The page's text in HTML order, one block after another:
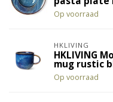
Op voorraad
HKLIVING
HKLIVING
mug rustic
Op voorraad